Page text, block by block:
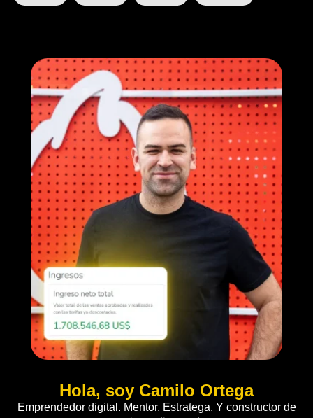
Hola, soy Camilo Ortega
Emprendedor digital. Mentor. Estratega. Y constructor de